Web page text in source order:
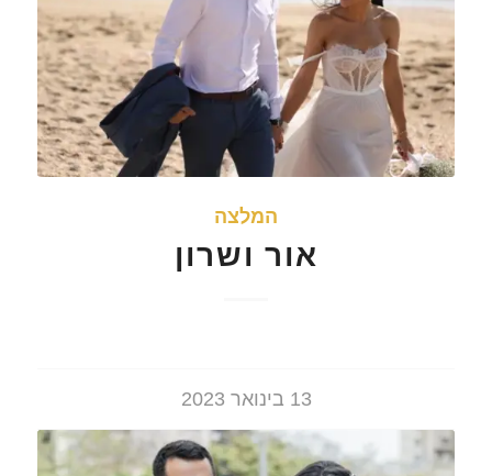
המלצה
אור ושרון
13 בינואר 2023